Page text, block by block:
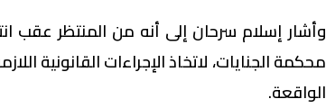
وأشار إسلام سرحان إلى أنه من المنتظر عقب
محكمة الجنايات، لاتخاذ الإجراءات القانونية
الواقعة.